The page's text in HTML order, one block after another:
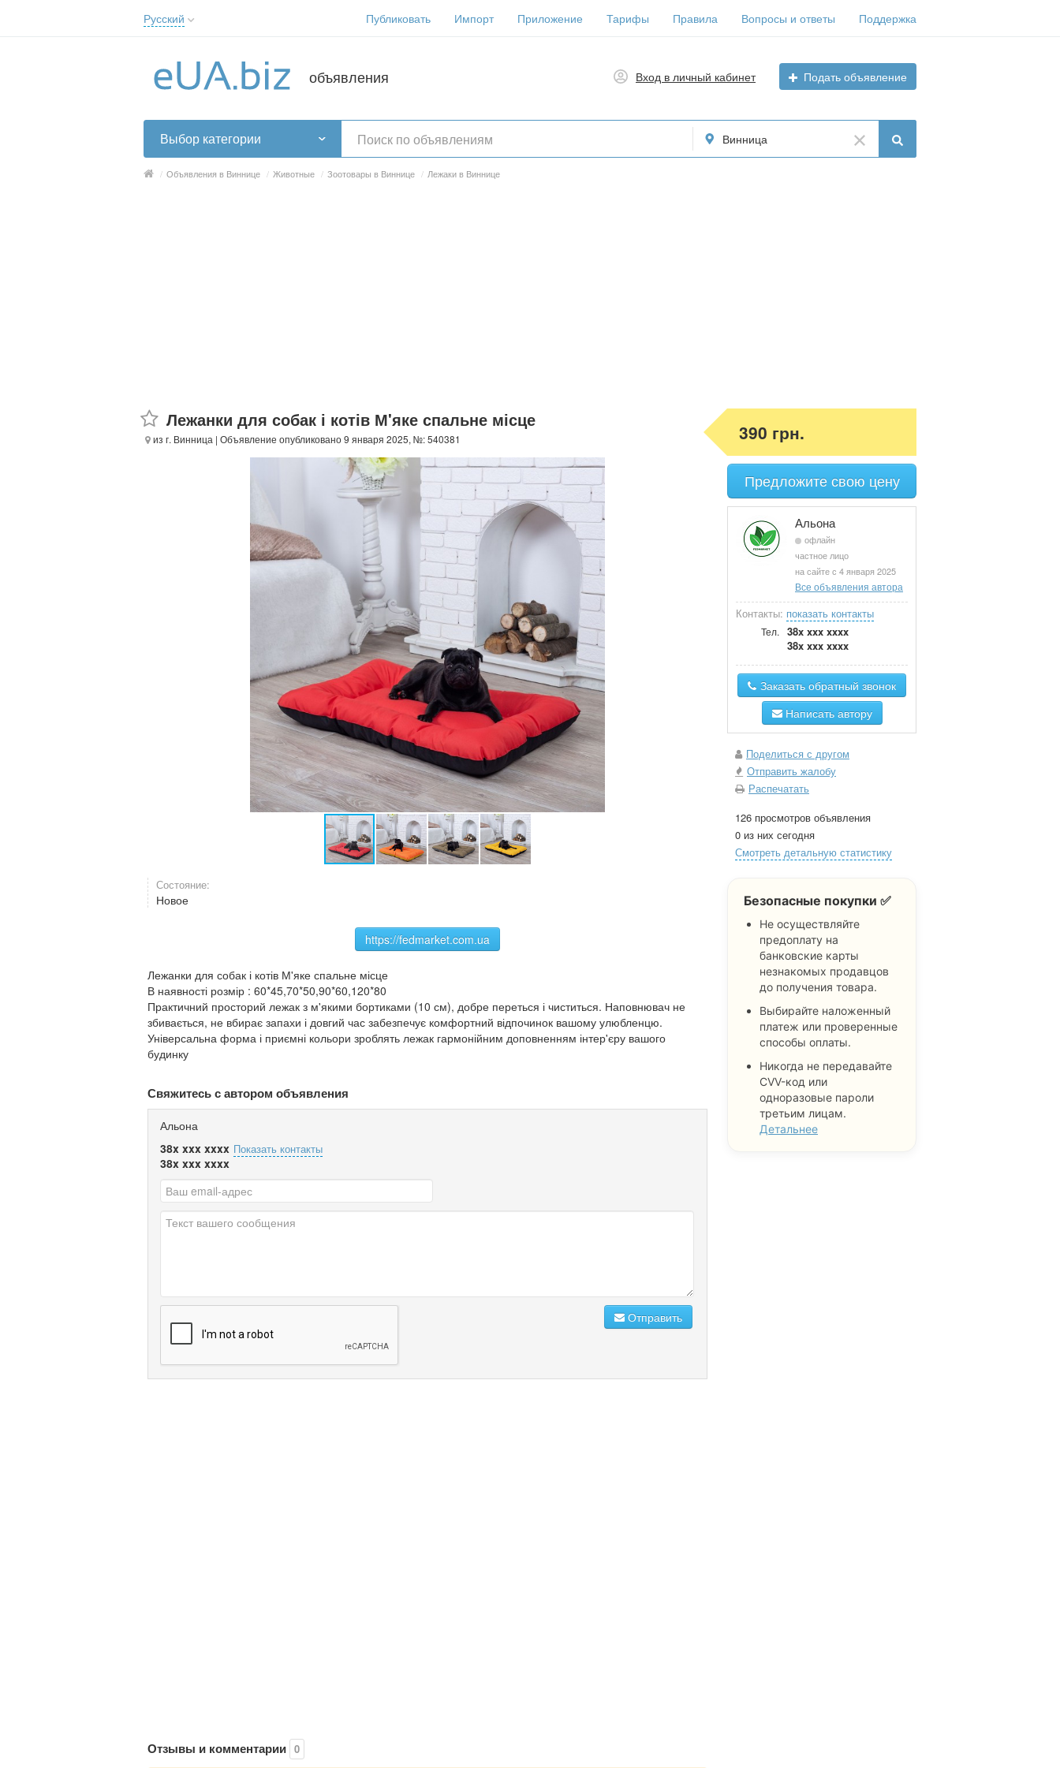
Русский
Українська
Публиковать Импорт Приложение Тарифы Правила Вопросы и ответы Поддержка
объявления Вход в личный кабинет Подать объявление
Выбор категории Винница
/ Объявления в Виннице / Животные / Зоотовары в Виннице / Лежаки в Виннице
Лежанки для собак і котів М'яке спальне місце
из г. Винница | Объявление опубликовано 9 января 2025, №: 540381
Состояние:
Новое
https://fedmarket.com.ua
Лежанки для собак і котів М'яке спальне місце
В наявності розмір : 60*45,70*50,90*60,120*80
Практичний просторий лежак з м'якими бортиками (10 см), добре переться і чиститься. Наповнювач не
збивається, не вбирає запахи і довгий час забезпечує комфортний відпочинок вашому улюбленцю.
Універсальна форма і приємні кольори зроблять лежак гармонійним доповненням інтер'єру вашого
будинку
Свяжитесь с автором объявления
Альона
38x xxx xxxx Показать контакты
38x xxx xxxx
Отправить
Отзывы и комментарии 0
390 грн.
Предложите свою цену
Альона
офлайн
частное лицо
на сайте с 4 января 2025
Все объявления автора
Контакты: показать контакты
Тел.
38x xxx xxxx
38x xxx xxxx
Заказать обратный звонок
Написать автору
Поделиться с другом
Отправить жалобу
Распечатать
126 просмотров объявления
0 из них сегодня
Смотреть детальную статистику
Безопасные покупки ✅
Не осуществляйте
предоплату на
банковские карты
незнакомых продавцов
до получения товара.
Выбирайте наложенный
платеж или проверенные
способы оплаты.
Никогда не передавайте
CVV-код или
одноразовые пароли
третьим лицам.
Детальнее